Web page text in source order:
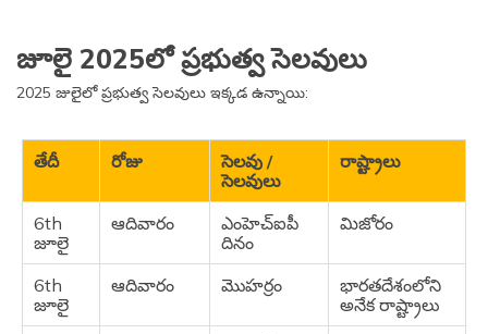
15th
జూన్
ఆదివారం
రాజా
సంక్రాంతి
ఒడిశా
జూన్
జూన్
రెమ్నా నీ
జూలై 2025లో ప్రభుత్వ సెలవులు
2025 జులైలో ప్రభుత్వ సెలవులు ఇక్కడ ఉన్నాయి:
తేదీ రోజు
సెలవు /
సెలవులు
రాష్ట్రాలు
6th
జూలై
ఆదివారం
ఎంహెచ్ఐపీ
దినం
మిజోరం
6th
జూలై
ఆదివారం మొహర్రం
భారతదేశంలోని
అనేక రాష్ట్రాలు